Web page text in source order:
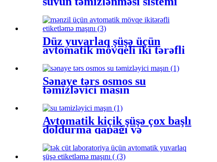
Düz yuvarlaq şüşə üçün
avtomatik mövqeli iki tərəfli
etiketləmə maşını
Sənaye tərs osmos su
təmizləyici maşın
Avtomatik kiçik şüşə çox başlı
doldurma qapağı və
etiketləmə maşını